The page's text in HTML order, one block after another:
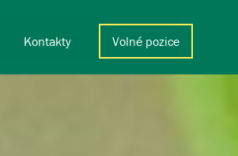
Kontakty Volné pozice